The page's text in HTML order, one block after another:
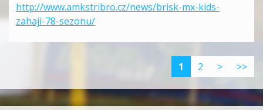
http://www.amkstribro.cz/news/brisk-mx-kids-
zahaji-78-sezonu/
1 2 > >>